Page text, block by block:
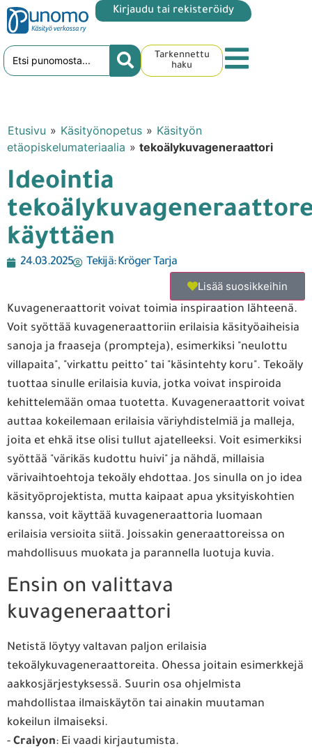
Kirjaudu tai rekisteröidy
Tarkennettu
haku
Etusivu » Käsityönopetus » Käsityön
etäopiskelumateriaalia » tekoälykuvageneraattori
Ideointia
käyttäen
24.03.2025 Tekijä:Kröger Tarja
Lisää suosikkeihin
Kuvageneraattorit voivat toimia inspiraation lähteenä.
Voit syöttää kuvageneraattoriin erilaisia käsityöaiheisia
sanoja ja fraaseja (prompteja), esimerkiksi "neulottu
villapaita", "virkattu peitto" tai "käsintehty koru". Tekoäly
tuottaa sinulle erilaisia kuvia, jotka voivat inspiroida
kehittelemään omaa tuotetta. Kuvageneraattorit voivat
auttaa kokeilemaan erilaisia väriyhdistelmiä ja malleja,
joita et ehkä itse olisi tullut ajatelleeksi. Voit esimerkiksi
syöttää "värikäs kudottu huivi" ja nähdä, millaisia
värivaihtoehtoja tekoäly ehdottaa. Jos sinulla on jo idea
käsityöprojektista, mutta kaipaat apua yksityiskohtien
kanssa, voit käyttää kuvageneraattoria luomaan
erilaisia versioita siitä. Joissakin generaattoreissa on
mahdollisuus muokata ja parannella luotuja kuvia.
Ensin on valittava
kuvageneraattori
Netistä löytyy valtavan paljon erilaisia
tekoälykuvageneraattoreita. Ohessa joitain esimerkkejä
aakkosjärjestyksessä. Suurin osa ohjelmista
mahdollistaa ilmaiskäytön tai ainakin muutaman
kokeilun ilmaiseksi.
- Craiyon: Ei vaadi kirjautumista.